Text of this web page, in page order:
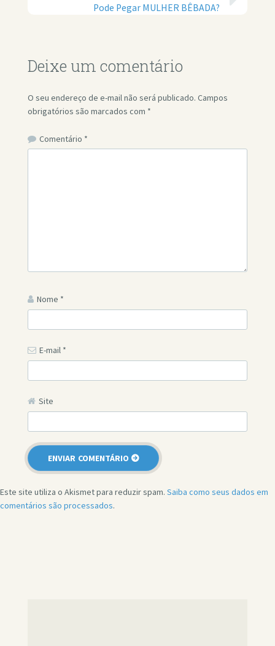
Pode Pegar MULHER BÊBADA?
Deixe um comentário
O seu endereço de e-mail não será publicado. Campos
obrigatórios são marcados com *
Comentário *
Nome *
E-mail *
Site
Este site utiliza o Akismet para reduzir spam. Saiba como seus dados em
comentários são processados.